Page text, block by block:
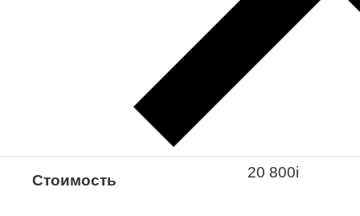
Закажите понравившуюся модель
в ближайший салон “Оптик-Экспресс”.
*Доступно для Республики
Стоимость 20 800i